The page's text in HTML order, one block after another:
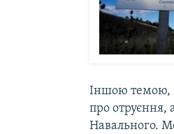
Іншою темою,
про отруєння,
Навального.